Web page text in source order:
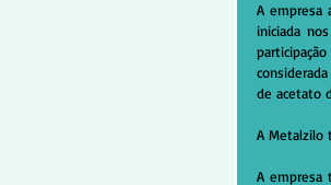
A empresa
iniciada
de acetato
A Metalzilo
A empresa